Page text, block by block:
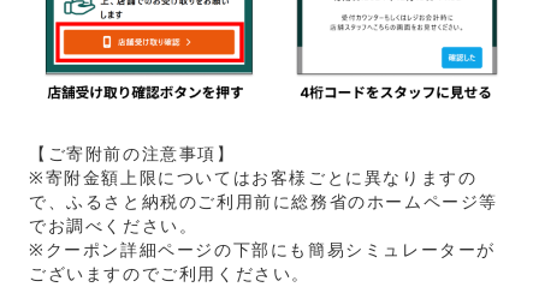
【ご寄附前の注意事項】
※寄附金額上限についてはお客様ごとに異なりますの
で、ふるさと納税のご利用前に総務省のホームページ等
でお調べください。
※クーポン詳細ページの下部にも簡易シミュレーターが
ございますのでご利用ください。